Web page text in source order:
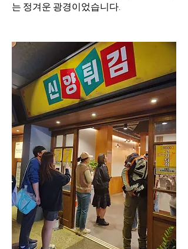
는 정겨운 광경이었습니다.